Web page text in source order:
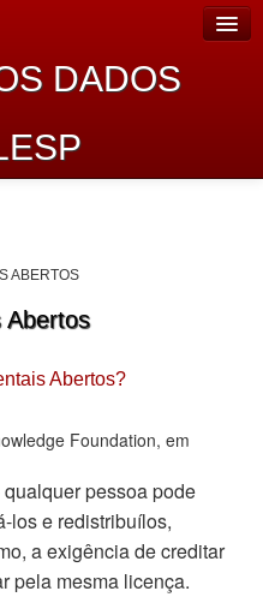
DADOS
ABERTOS
Abertos
Abertos?
Foundation, em
pessoa pode
los e redistribuí­los,
a exigência de creditar
pela mesma licença.